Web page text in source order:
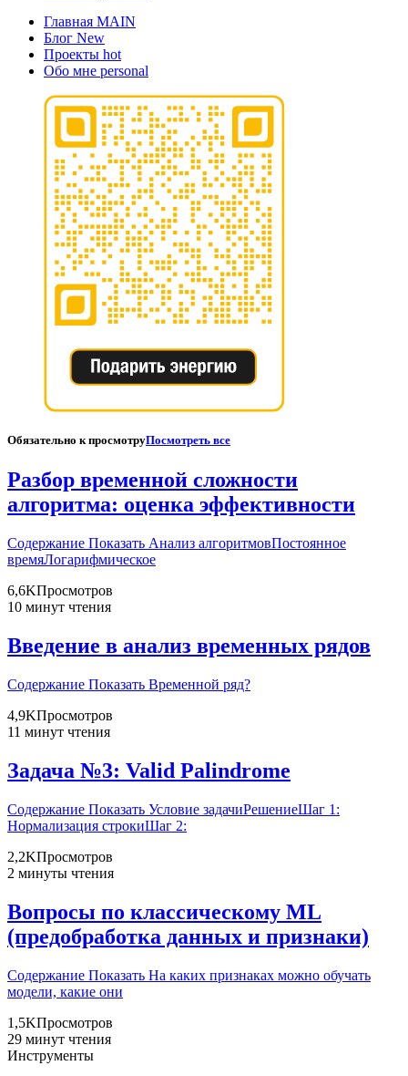
Главная MAIN
Блог New
Проекты hot
Обо мне personal
Обязательно к просмотруПосмотреть все
Разбор временной сложности
алгоритма: оценка эффективности
Содержание Показать Анализ алгоритмовПостоянное
времяЛогарифмическое
6,6KПросмотров
10 минут чтения
Введение в анализ временных рядов
Содержание Показать Временной ряд?
4,9KПросмотров
11 минут чтения
Задача №3: Valid Palindrome
Содержание Показать Условие задачиРешениеШаг 1:
Нормализация строкиШаг 2:
2,2KПросмотров
2 минуты чтения
Вопросы по классическому ML
(предобработка данных и признаки)
Содержание Показать На каких признаках можно обучать
модели, какие они
1,5KПросмотров
29 минут чтения
Инструменты